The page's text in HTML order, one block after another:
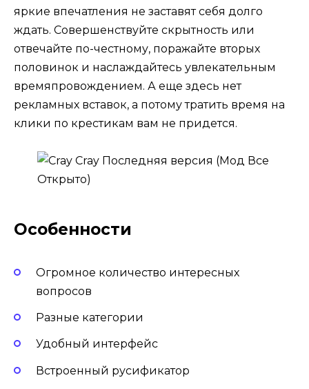
яркие впечатления не заставят себя долго
ждать. Совершенствуйте скрытность или
отвечайте по-честному, поражайте вторых
половинок и наслаждайтесь увлекательным
времяпровождением. А еще здесь нет
рекламных вставок, а потому тратить время на
клики по крестикам вам не придется.
Особенности
Огромное количество интересных
вопросов
Разные категории
Удобный интерфейс
Встроенный русификатор